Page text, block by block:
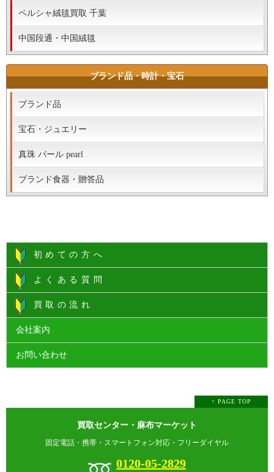
ペルシャ絨毯買取 千葉
中国段通・中国絨毯
ブランド品・時計・宝石
ブランド品
宝石・ジュエリー
真珠 パール pearl
ブランド食器・贈答品
初めての方へ
よくある質問
買取の流れ
会社案内
お問い合わせ
↑ PAGE TOP
買取センター・麻布マーケット
固定電話・携帯・スマートフォン対応・フリーダイヤル
0120-05-2829